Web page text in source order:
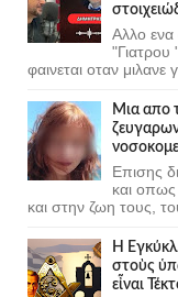
Αλλο ενα
φαινεται οταν μιλανε
Μια απο
Επισης
και οπως
και στην ζωη τους,
Ἡ
στοὺς
εἶναι